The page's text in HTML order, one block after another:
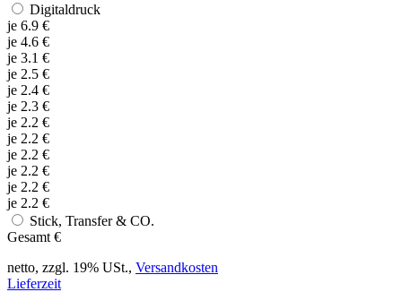
Digitaldruck
je 6.9 €
je 4.6 €
je 3.1 €
je 2.5 €
je 2.4 €
je 2.3 €
je 2.2 €
je 2.2 €
je 2.2 €
je 2.2 €
je 2.2 €
je 2.2 €
Stick, Transfer & CO.
Gesamt €
netto, zzgl. 19% USt., Versandkosten
Lieferzeit